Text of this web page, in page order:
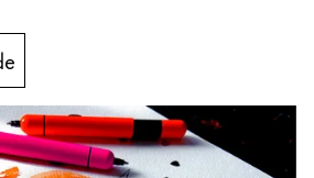
» couvre les pays où Lamy
les pays et les langues